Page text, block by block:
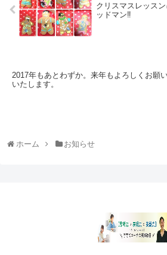
クリスマスレッス
ッドマン‼️
2017年もあとわずか。来年もよろしくお願
いたします。
ホーム お知らせ